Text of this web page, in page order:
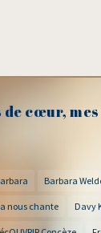
cœur,
Barbara
nous chante Davy